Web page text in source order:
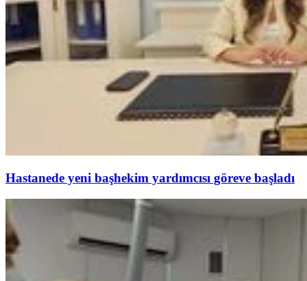
Hastanede yeni başhekim yardımcısı göreve başladı